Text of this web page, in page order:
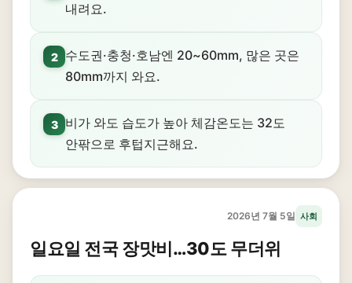
내려요.
2
수도권·충청·호남엔 20~60mm, 많은 곳은
80mm까지 와요.
3
비가 와도 습도가 높아 체감온도는 32도
안팎으로 후텁지근해요.
2026년 7월 5일 사회
일요일 전국 장맛비…30도 무더위